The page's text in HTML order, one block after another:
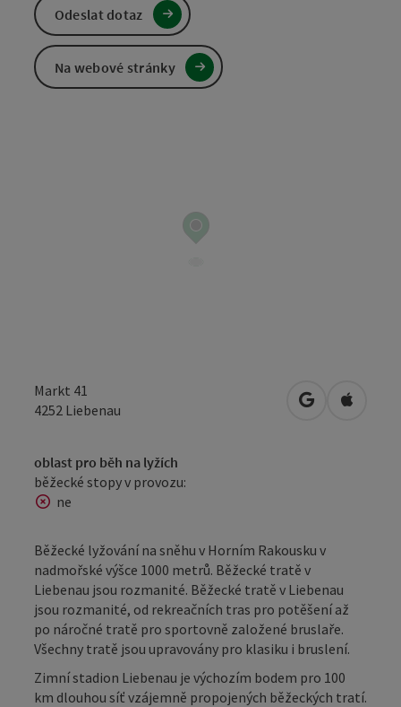
Markt 41
4252 Liebenau Otevřít vOtevřít
oblast pro běh na lyžích
běžecké stopy v provozu:
ne
Běžecké lyžování na sněhu v Horním Rakousku v
nadmořské výšce 1000 metrů. Běžecké tratě v
Liebenau jsou rozmanité. Běžecké tratě v Liebenau
jsou rozmanité, od rekreačních tras pro potěšení až
po náročné tratě pro sportovně založené bruslaře.
Všechny tratě jsou upravovány pro klasiku i bruslení.
Zimní stadion Liebenau je výchozím bodem pro 100
km dlouhou síť vzájemně propojených běžeckých tratí.
Odeslat dotaz
Na webové stránky